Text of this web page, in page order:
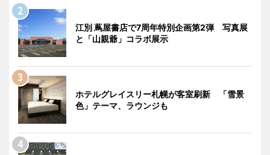
江別 蔦屋書店で7周年特別企画第2弾 写真展
と「山親爺」コラボ展示
ホテルグレイスリー札幌が客室刷新 「雪景
色」テーマ、ラウンジも